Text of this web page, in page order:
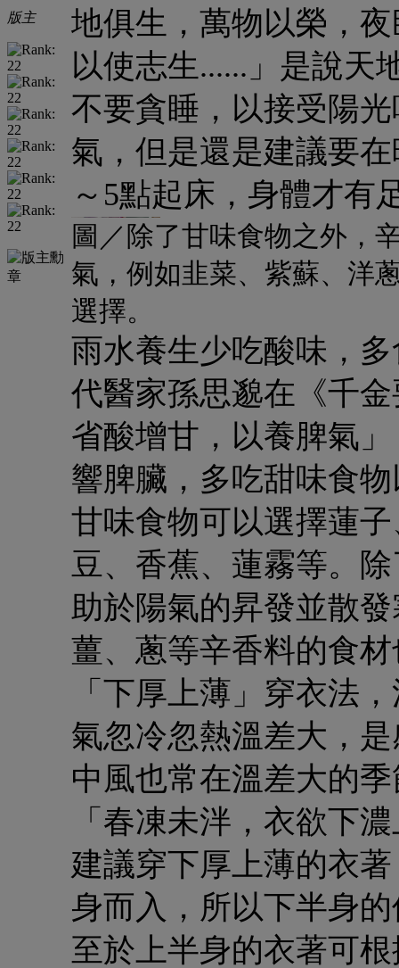
版主
地俱生，萬物以榮，
以使志生......」是說天
不要貪睡，以接受陽
氣，但是還是建議要在
～5點起床 ，身體才有
圖／除了甘味食物之外，
氣，例如韭菜、紫蘇、洋
選擇。
雨水養生少吃酸味，
代醫家孫思邈在《千
省酸增甘，以養脾氣
響脾臟， 多吃甜味食
甘味食物可以選擇蓮
豆、香蕉、蓮霧等。
助於陽氣的昇發並散
薑、蔥等辛香料的食
「下厚上薄」穿衣法
氣忽冷忽熱溫差大，
中風也常在溫差大的
「春凍未泮，衣欲下
建議穿下厚上薄的衣
身而入，所以下半身
至於上半身的衣著可